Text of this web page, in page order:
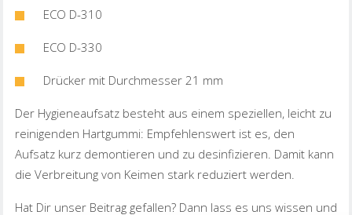
ECO D-310
ECO D-330
Drücker mit Durchmesser 21 mm
Der Hygieneaufsatz besteht aus einem speziellen, leicht zu
reinigenden Hartgummi: Empfehlenswert ist es, den
Aufsatz kurz demontieren und zu desinfizieren. Damit kann
die Verbreitung von Keimen stark reduziert werden.
Hat Dir unser Beitrag gefallen? Dann lass es uns wissen und